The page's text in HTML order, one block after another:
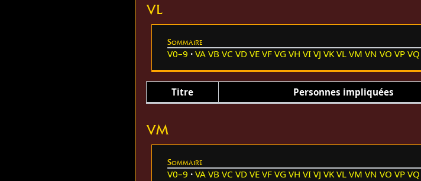
VL
Sommaire
V0–9 VA VB VC VD VE VF VG VH VI VJ VK VL VM VN VO VP VQ
Titre Personnes impliquées
VM
Sommaire
V0–9 VA VB VC VD VE VF VG VH VI VJ VK VL VM VN VO VP VQ